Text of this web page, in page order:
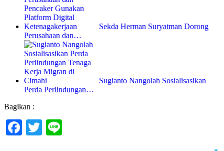
Sekda Herman Suryatman Dorong
Perusahaan dan…
Sugianto Nangolah Sosialisasikan
Perda Perlindungan…
Bagikan :
Facebook
Twitter